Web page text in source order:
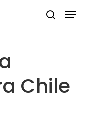
buscar
Menu
Chile